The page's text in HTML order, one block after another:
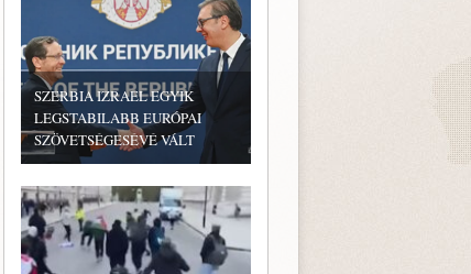
SZERBIA IZRAEL EGYIK
LEGSTABILABB EURÓPAI
SZÖVETSÉGESÉVÉ VÁLT